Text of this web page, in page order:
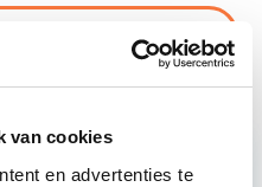
van cookies
en advertenties te
Start do 24 sep